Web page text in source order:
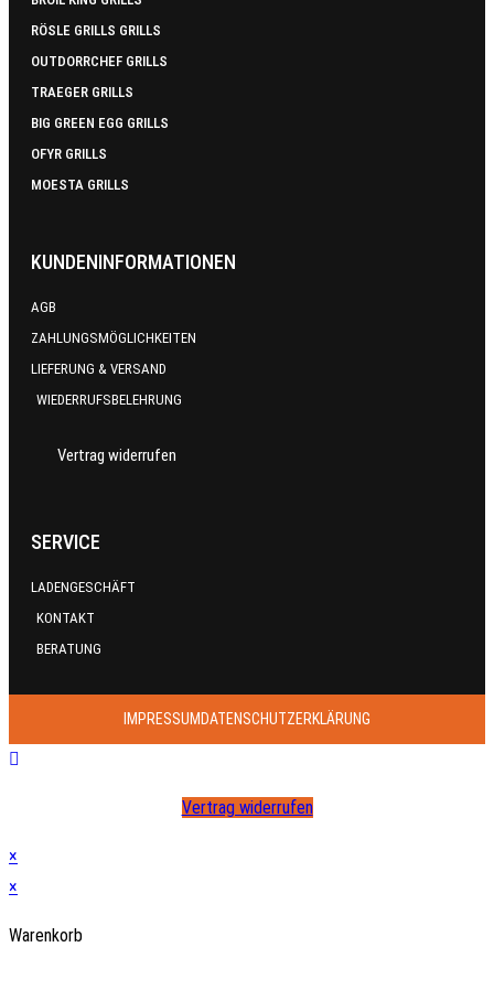
RÖSLE GRILLS GRILLS
OUTDORRCHEF GRILLS
TRAEGER GRILLS
BIG GREEN EGG GRILLS
OFYR GRILLS
MOESTA GRILLS
KUNDENINFORMATIONEN
AGB
ZAHLUNGSMÖGLICHKEITEN
LIEFERUNG & VERSAND
WIEDERRUFSBELEHRUNG
Vertrag widerrufen
SERVICE
LADENGESCHÄFT
KONTAKT
BERATUNG
IMPRESSUMDATENSCHUTZERKLÄRUNG
Vertrag widerrufen
×
×
Warenkorb